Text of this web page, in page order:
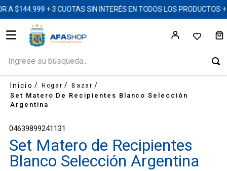
A $144.999 + 3 CUOTAS SIN INTERÉS EN TODOS LOS
Hogar Bazar
Set Matero De Recipientes Blanco Selección
Argentina
04639899241131
Set Matero de Recipientes
Blanco Selección Argentina